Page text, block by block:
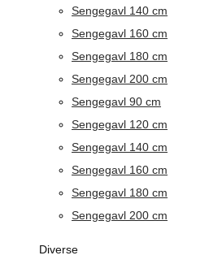
Sengegavl 140 cm
Sengegavl 160 cm
Sengegavl 180 cm
Sengegavl 200 cm
Sengegavl 90 cm
Sengegavl 120 cm
Sengegavl 140 cm
Sengegavl 160 cm
Sengegavl 180 cm
Sengegavl 200 cm
Diverse